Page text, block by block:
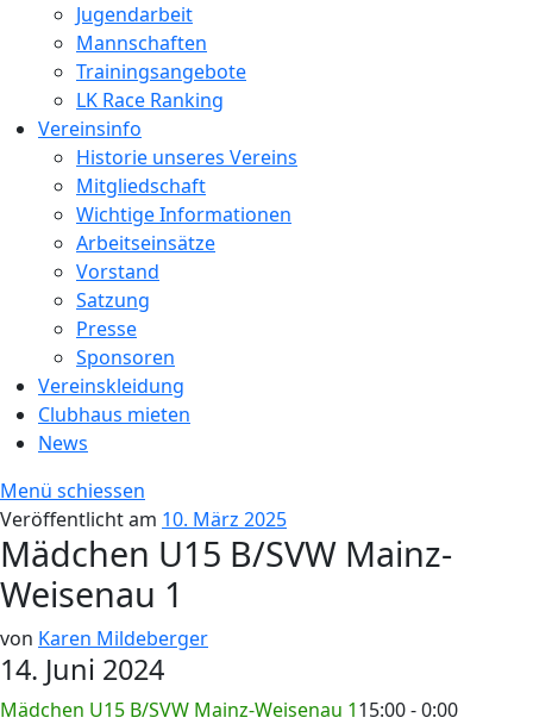
Jugendarbeit
Mannschaften
Trainingsangebote
LK Race Ranking
Vereinsinfo
Historie unseres Vereins
Mitgliedschaft
Wichtige Informationen
Arbeitseinsätze
Vorstand
Satzung
Presse
Sponsoren
Vereinskleidung
Clubhaus mieten
News
Menü schiessen
Veröffentlicht am 10. März 2025
Mädchen U15 B/SVW Mainz-
Weisenau 1
von Karen Mildeberger
14. Juni 2024
Mädchen U15 B/SVW Mainz-Weisenau 115:00 - 0:00